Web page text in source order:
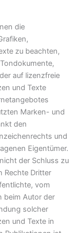
die
zu beachten,
auf lizenzfreie
und Texte
Marken- und
den
und
Eigentümer.
der Schluss zu
Rechte Dritter
vom
beim Autor der
solcher
und Texte in